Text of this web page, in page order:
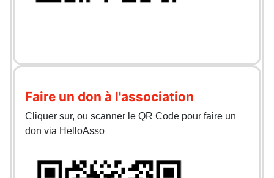
Faire un don à l'association
Cliquer sur, ou scanner le QR Code pour faire un
don via HelloAsso